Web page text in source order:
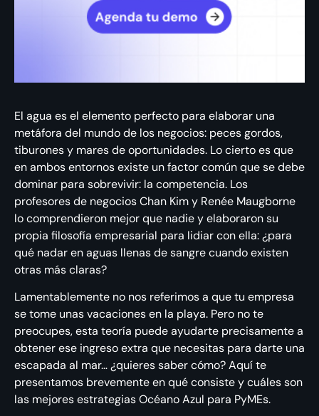
El agua es el elemento perfecto para elaborar una
metáfora del mundo de los negocios: peces gordos,
tiburones y mares de oportunidades. Lo cierto es que
en ambos entornos existe un factor común que se debe
dominar para sobrevivir: la competencia. Los
profesores de negocios Chan Kim y Renée Maugborne
lo comprendieron mejor que nadie y elaboraron su
propia filosofía empresarial para lidiar con ella: ¿para
qué nadar en aguas llenas de sangre cuando existen
otras más claras?
Lamentablemente no nos referimos a que tu empresa
se tome unas vacaciones en la playa. Pero no te
preocupes, esta teoría puede ayudarte precisamente a
obtener ese ingreso extra que necesitas para darte una
escapada al mar… ¿quieres saber cómo? Aquí te
presentamos brevemente en qué consiste y cuáles son
las mejores estrategias Océano Azul para PyMEs.